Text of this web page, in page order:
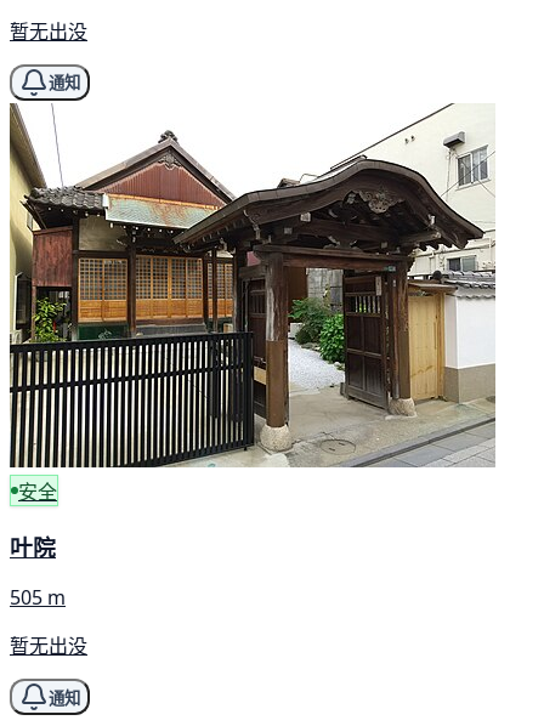
暂无出没
通知
安全
叶院
505 m
暂无出没
通知